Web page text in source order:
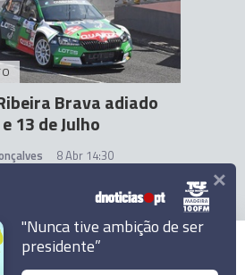
Brava adiado
13 de Julho
8 Abr 14:30
"Nunca tive ambição de ser
presidente”
×